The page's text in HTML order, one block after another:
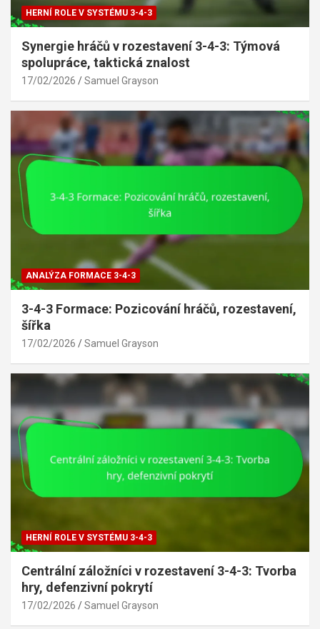
HERNÍ ROLE V SYSTÉMU 3-4-3
Synergie hráčů v rozestavení 3-4-3: Týmová
spolupráce, taktická znalost
17/02/2026 Samuel Grayson
ANALÝZA FORMACE 3-4-3
3-4-3 Formace: Pozicování hráčů, rozestavení,
šířka
17/02/2026 Samuel Grayson
HERNÍ ROLE V SYSTÉMU 3-4-3
Centrální záložníci v rozestavení 3-4-3: Tvorba
hry, defenzivní pokrytí
17/02/2026 Samuel Grayson